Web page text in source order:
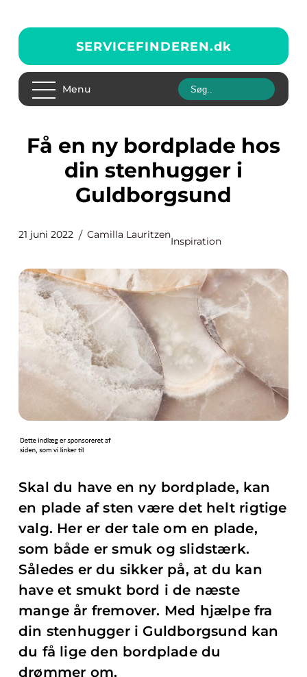
SERVICEFINDEREN.dk
Menu
Få en ny bordplade hos
din stenhugger i
Guldborgsund
21 juni 2022 Camilla Lauritzen
Inspiration
Skal du have en ny bordplade, kan
en plade af sten være det helt rigtige
valg. Her er der tale om en plade,
som både er smuk og slidstærk.
Således er du sikker på, at du kan
have et smukt bord i de næste
mange år fremover. Med hjælpe fra
din stenhugger i Guldborgsund kan
du få lige den bordplade du
drømmer om.